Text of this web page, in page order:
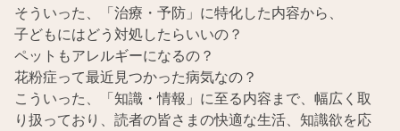
そういった、「治療・予防」に特化した内容から、
子どもにはどう対処したらいいの？
ペットもアレルギーになるの？
花粉症って最近見つかった病気なの？
こういった、「知識・情報」に至る内容まで、幅広く取
り扱っており、読者の皆さまの快適な生活、知識欲を応